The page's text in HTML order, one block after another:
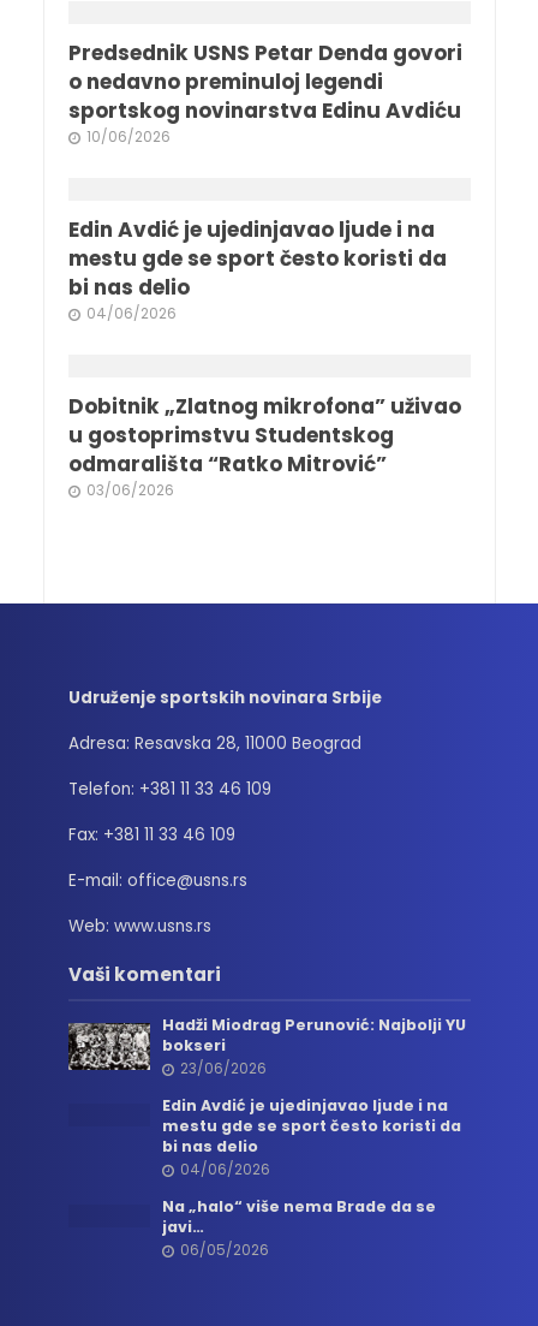
Predsednik USNS Petar Denda govori
o nedavno preminuloj legendi
sportskog novinarstva Edinu Avdiću
10/06/2026
Edin Avdić je ujedinjavao ljude i na
mestu gde se sport često koristi da
bi nas delio
04/06/2026
Dobitnik „Zlatnog mikrofona” uživao
u gostoprimstvu Studentskog
odmarališta “Ratko Mitrović”
03/06/2026
Udruženje sportskih novinara Srbije
Adresa: Resavska 28, 11000 Beograd
Telefon: +381 11 33 46 109
Fax: +381 11 33 46 109
E-mail: office@usns.rs
Web: www.usns.rs
Vaši komentari
Hadži Miodrag Perunović: Najbolji YU
bokseri
23/06/2026
Edin Avdić je ujedinjavao ljude i na
mestu gde se sport često koristi da
bi nas delio
04/06/2026
Na „halo“ više nema Brade da se
javi…
06/05/2026